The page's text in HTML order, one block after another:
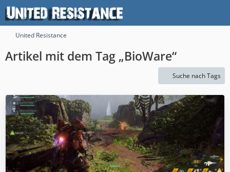
United Resistance
Artikel mit dem Tag „BioWare“
Suche nach Tags